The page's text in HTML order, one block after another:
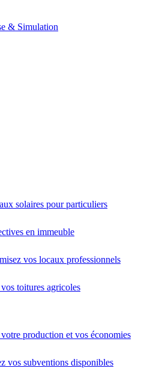
& Simulation
solaires pour particuliers
en immeuble
vos locaux professionnels
toitures agricoles
production et vos économies
vos subventions disponibles